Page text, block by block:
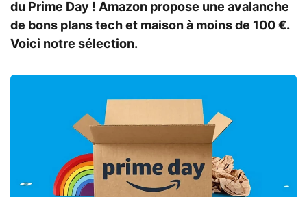
du Prime Day ! Amazon propose une avalanche
de bons plans tech et maison à moins de 100 €.
Voici notre sélection.